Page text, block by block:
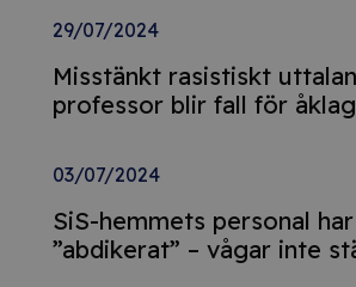
29/07/2024
Misstänkt rasistiskt
professor blir fall för
03/07/2024
SiS-hemmets personal har
”abdikerat” – vågar inte